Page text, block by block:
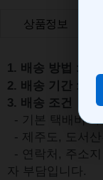
상품정보
1. 배송 방법 : 로
2. 배송 기간 : 결
3. 배송 조건
- 기본 택배비
- 제주도, 도서
- 연락처, 주소
자 부담입니다.